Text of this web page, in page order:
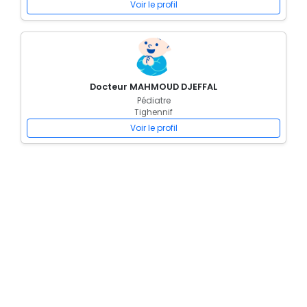
Voir le profil
Docteur MAHMOUD DJEFFAL
Pédiatre
Tighennif
Voir le profil